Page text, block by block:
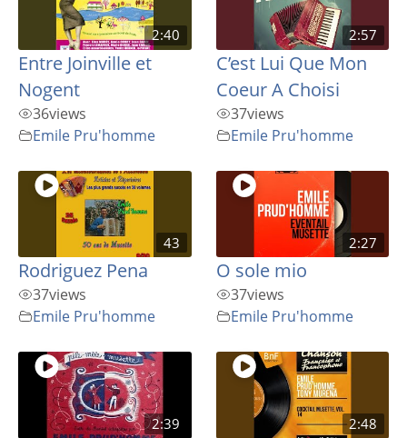
2:40
Entre Joinville et
Nogent
36views
Emile Pru'homme
2:57
C’est Lui Que Mon
Coeur A Choisi
37views
Emile Pru'homme
43
Rodriguez Pena
37views
Emile Pru'homme
2:27
O sole mio
37views
Emile Pru'homme
2:39 2:48